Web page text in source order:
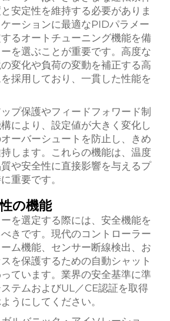
安定性を維持する必要がありま
ーションに最適なPIDパラメー
るオートチューニング機能を備
を選ぶことが重要です。高度な
変化や負荷の変動を補正する高
採用しており、一貫した性能を
プ保護やフィードフォワード制
により、設定値が大きく変化し
ーバーシュートを防止し、きめ
します。これらの機能は、温度
や安全性に直接影響を与えるプ
重要です。
の機能
を選定する際には、安全機能を
きです。現代のコントローラー
ム機能、センサー断線検出、お
を保護するための自動シャット
ています。業界の安全基準に準
テムおよびUL／CE認証を取得
うにしてください。